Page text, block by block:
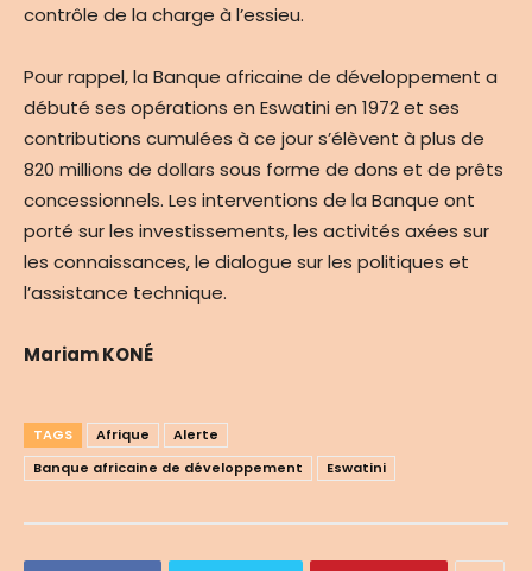
contrôle de la charge à l’essieu.
Pour rappel, la Banque africaine de développement a
débuté ses opérations en Eswatini en 1972 et ses
contributions cumulées à ce jour s’élèvent à plus de
820 millions de dollars sous forme de dons et de prêts
concessionnels. Les interventions de la Banque ont
porté sur les investissements, les activités axées sur
les connaissances, le dialogue sur les politiques et
l’assistance technique.
Mariam KONÉ
TAGS Afrique
Alerte
Banque africaine de développement
Eswatini